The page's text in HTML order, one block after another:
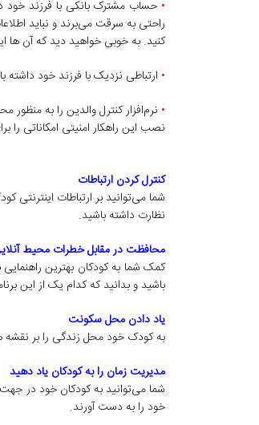
• حساب مشترک بانکی با فرزند خود
راحتی به سرقت می‌برند و نباید
کنید. به خوبی خواهید دید که آن
• ارتباطی نزدیک با فرزند خود
• نرم‌افزار کنترل والدین را به
نصب این راهکار امنیتی امکاناتی
کنترل کردن ارتباطات
شما می‌توانید بر ارتباطات
نظارت داشته باشید.
محافظت در مقابل خطرات محیط
کمک شما به کودکان بهترین
باشید و بدانید که کدام یک از این
یاد دادن محل سکونت
به کودک خود محل زندگی را بر نقشه
مدیریت زمان را به کودکان یاد دهید
شما می‌توانید به کودکان خود در
خود را به دست آورند.